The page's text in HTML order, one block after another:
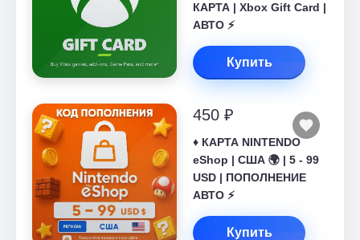
КАРТА | Xbox Gift Card |
АВТО ⚡
Купить
450 ₽
♦️ КАРТА NINTENDO
eShop | США 🌍 | 5 - 99
USD | ПОПОЛНЕНИЕ
АВТО ⚡
Купить